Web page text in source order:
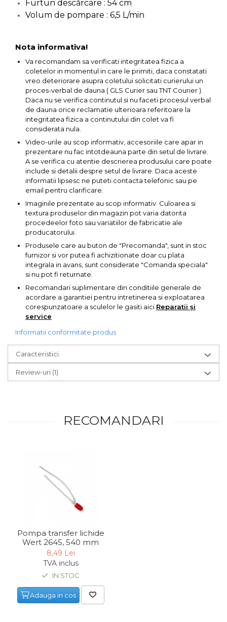
Suruburi si dibluri
Dispozitive de Taiat si
Manipulat Sticla
lemn
Compresoare Auto
Masini de Ascutit Burghie
Discuri Fierastrau Circular
Dispozitive de taiat polistiren
Polizoare drepte & accesorii
Purificatoare de aer
Furtun descărcare : 54 cm
Volum de pompare : 6,5 L/min
Nota informativa!
Va recomandam sa verificati integritatea fizica a
coletelor in momentul in care le primiti, daca constatati
vreo deteriorare asupra coletului solicitati curierului un
proces-verbal de dauna ( GLS Curier sau TNT Courier ).
Daca nu se verifica continutul si nu faceti procesul verbal
de dauna orice reclamatie ulterioara referitoare la
integritatea fizica a continutului din colet va fi
considerata nula.
Video-urile au scop informativ, accesoriile care apar in
prezentare nu fac intotdeauna parte din setul de livrare.
A se verifica cu atentie descrierea produsului care poate
include si detalii despre setul de livrare. Daca aceste
informatii lipsesc ne puteti contacta telefonic sau pe
email pentru clarificare.
Imaginile prezentate au scop informativ. Culoarea si
textura produselor din magazin pot varia datorita
procedeelor foto sau variatiilor de fabricatie ale
producatorului.
Produsele care au buton de "Precomanda", sunt in stoc
furnizor si vor putea fi achizitionate doar cu plata
integrala in avans, sunt considerate "Comanda speciala"
si nu pot fi returnate.
Recomandari suplimentare din conditiile generale de
acordare a garantiei pentru intretinerea si exploatarea
corespunzatoare a sculelor le gasiti aici Reparatii și
service
Informatii conformitate produs
Caracteristici
Review-uri (1)
RECOMANDARI
Pompa transfer lichide
Wert 2645, 540 mm
8,49 Lei
TVA inclus
IN STOC
Adauga in cos